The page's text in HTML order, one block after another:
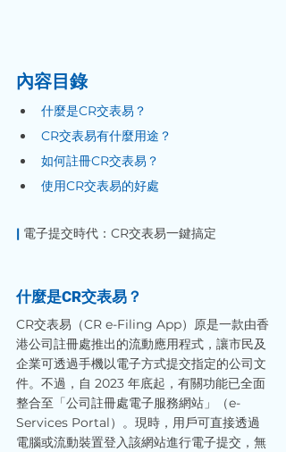
內容目錄
什麼是CR交表易？
CR交表易有什麼用途？
如何註冊CR交表易？
使用CR交表易的好處
| 電子提交時代：CR交表易一鍵搞定
什麼是CR交表易？
CR交表易（CR e-Filing App）原是一款由香
港公司註冊處推出的流動應用程式，讓市民及
企業可透過手機以電子方式提交指定的公司文
件。不過，自 2023 年底起，有關功能已全面
整合至「公司註冊處電子服務網站」（e-
Services Portal）。現時，用戶可直接透過
電腦或流動裝置登入該網站進行電子提交，無